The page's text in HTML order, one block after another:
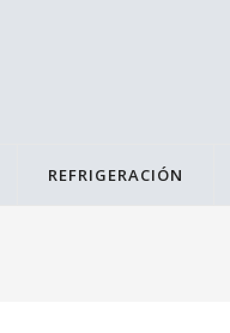
REFRIGERACIÓN